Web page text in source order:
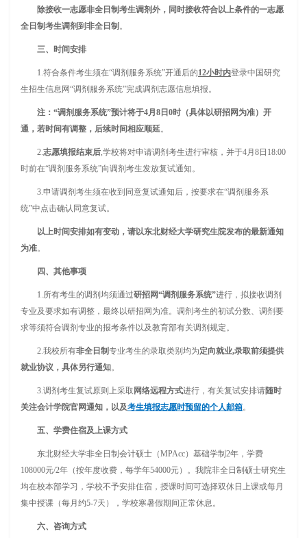
除接收一志愿非全日制考生调剂外，同时接收符合以上条件的一志愿
全日制考生调剂到非全日制 。
三、时间安排
1.符合条件考生须在“调剂服务系统”开通后的12小时内登录中国研究
生招生信息网“调剂服务系统”完成调剂志愿信息填报。
注：“调剂服务系统”预计将于4月8日0时（具体以研招网为准）开
通，若时间有调整，后续时间相应顺延。
2.志愿填报结束后,学校将对申请调剂考生进行审核，并于4月8日18:00
时前在“调剂服务系统”向调剂考生发放复试通知。
3.申请调剂考生须在收到同意复试通知后，按要求在“调剂服务系
统”中点击确认同意复试。
以上时间安排如有变动，请以东北财经大学研究生院发布的最新通知
为准。
四、其他事项
1.所有考生的调剂均须通过研招网“调剂服务系统”进行，拟接收调剂
专业及要求如有调整，最终以研招网为准。调剂考生的初试分数、调剂要
求等须符合调剂专业的报考条件以及教育部有关调剂规定。
2.我校所有非全日制专业考生的录取类别均为定向就业,录取前须提供
就业协议，具体另行通知。
3.调剂考生复试原则上采取 网络远程方式进行，有关复试安排请随时
关注会计学院官网通知，以及考生填报志愿时预留的个人邮箱。
五、学费住宿及上课方式
东北财经大学非全日制会计硕士（MPAcc）基础学制2年，学费
108000元/2年（按年度收费，每学年54000元）。我院非全日制硕士研究生
均在校本部学习，学校不予安排住宿，授课时间可选择双休日上课或每月
集中授课（每月约5-7天），学校寒暑假期间正常休息。
六、咨询方式